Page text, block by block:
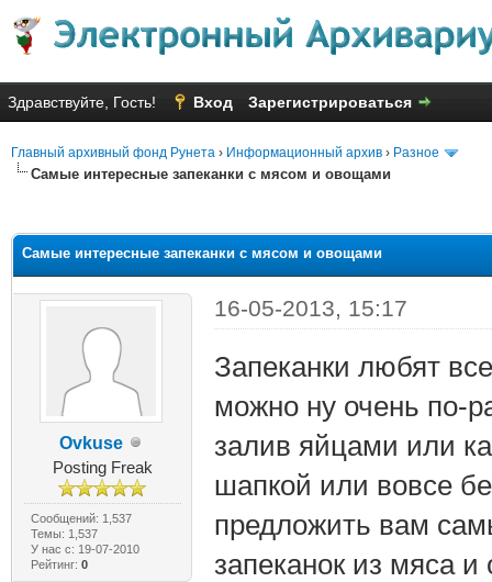
Здравствуйте, Гость! Вход Зарегистрироваться
Главный архивный фонд Рунета › Информационный архив › Разное
Самые интересные запеканки с мясом и овощами
Самые интересные запеканки с мясом и овощами
Ovkuse
Posting Freak
Сообщений: 1,537
Темы: 1,537
У нас с: 19-07-2010
Рейтинг: 0
16-05-2013, 15:17
Запеканки любят
можно ну очень по-
залив яйцами или
шапкой или вовсе
предложить вам
запеканок из мяса